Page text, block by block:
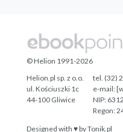
Designed with ♥ byTonik.pl
© Helion 1991-2026
Helion.pl sp. z o.o.
ul. Kościuszki 1c
44-100 Gliwice
tel. (32)
e-mail:
NIP:
Regon: